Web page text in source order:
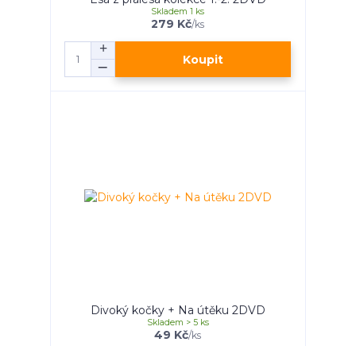
279 Kč/ks
Skladem 1 ks
Koupit
Divoký kočky + Na útěku 2DVD
49 Kč/ks
Skladem > 5 ks